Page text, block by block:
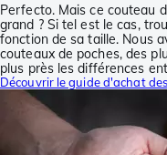
Perfecto. Mais ce couteau
grand ? Si tel est le cas,
fonction de sa taille. Nous
couteaux de poches, des
plus près les différences
Découvrir le guide d'achat